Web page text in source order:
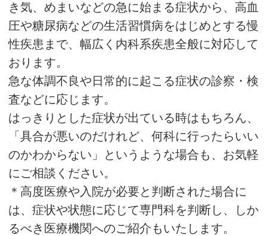
き気、めまいなどの急に始まる症状から、高血
圧や糖尿病などの生活習慣病をはじめとする慢
性疾患まで、幅広く内科系疾患全般に対応して
おります。
急な体調不良や日常的に起こる症状の診察・検
査などに応じます。
はっきりとした症状が出ている時はもちろん、
「具合が悪いのだけれど、何科に行ったらいい
のかわからない」というような場合も、お気軽
にご相談ください。
＊高度医療や入院が必要と判断された場合に
は、症状や状態に応じて専門科を判断し、しか
るべき医療機関へのご紹介もいたします。